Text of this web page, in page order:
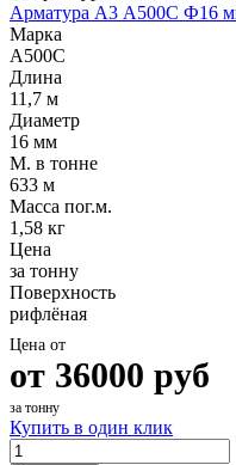
Арматура А3 А500С Ф16
Марка
А500С
Длина
11,7 м
Диаметр
16 мм
М. в тонне
633 м
Масса пог.м.
1,58 кг
Цена
за тонну
Поверхность
рифлёная
Цена от
от 36000 руб
за тонну
Купить в один клик